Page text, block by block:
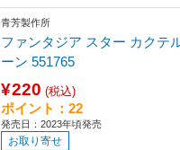
青芳製作所
ファンタジア スター カクテ
ーン 551765
¥220 (税込)
ポイント：22
発売日：2023年頃発売
お取り寄せ